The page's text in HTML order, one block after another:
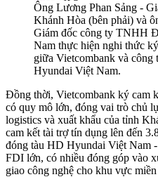
Ông Lương Phan Sảng -
Khánh Hòa (bên phải) và
Giám đốc công ty TNHH
Nam thực hiện nghi thức
giữa Vietcombank và
Hyundai Việt Nam.
Đồng thời, Vietcombank ký cam
có quy mô lớn, đóng vai trò chủ
logistics và xuất khẩu của tỉnh
cam kết tài trợ tín dụng lên đến
đóng tàu HD Hyundai Việt Nam
FDI lớn, có nhiều đóng góp vào
giao công nghệ cho khu vực